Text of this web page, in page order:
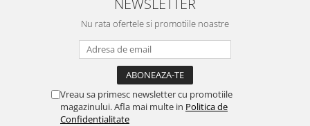
Nu rata ofertele si promotiile noastre
Vreau sa primesc newsletter cu promotiile
magazinului. Afla mai multe in Politica de
Confidentialitate